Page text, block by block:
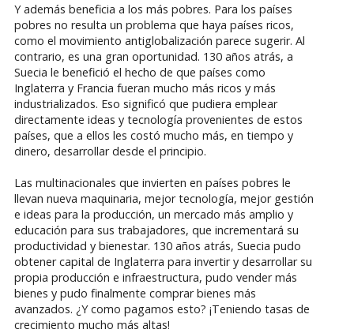
Y además beneficia a los más pobres. Para los países
pobres no resulta un problema que haya países ricos,
como el movimiento antiglobalización parece sugerir. Al
contrario, es una gran oportunidad. 130 años atrás, a
Suecia le benefició el hecho de que países como
Inglaterra y Francia fueran mucho más ricos y más
industrializados. Eso significó que pudiera emplear
directamente ideas y tecnología provenientes de estos
países, que a ellos les costó mucho más, en tiempo y
dinero, desarrollar desde el principio.
Las multinacionales que invierten en países pobres le
llevan nueva maquinaria, mejor tecnología, mejor gestión
e ideas para la producción, un mercado más amplio y
educación para sus trabajadores, que incrementará su
productividad y bienestar. 130 años atrás, Suecia pudo
obtener capital de Inglaterra para invertir y desarrollar su
propia producción e infraestructura, pudo vender más
bienes y pudo finalmente comprar bienes más
avanzados. ¿Y como pagamos esto? ¡Teniendo tasas de
crecimiento mucho más altas!